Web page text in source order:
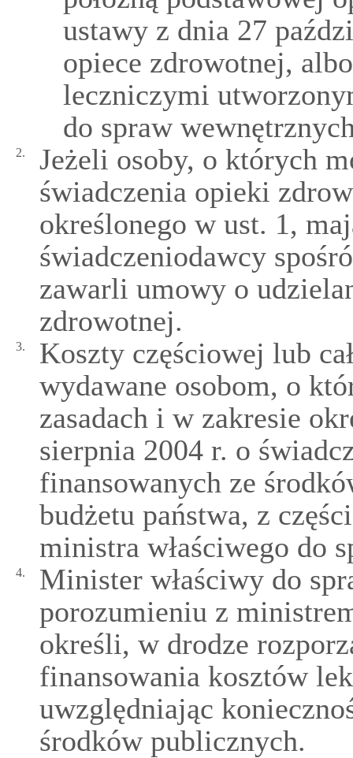
ustawy z dnia 27
opiece zdrowotnej,
leczniczymi
do spraw
2.
Jeżeli osoby, o których
świadczenia opieki
określonego w ust. 1,
świadczeniodawcy
zawarli umowy o
zdrowotnej.
3.
Koszty częściowej lub
wydawane osobom, o
zasadach i w zakresie
sierpnia 2004 r. o
finansowanych ze
budżetu państwa, z
ministra właściwego do
4.
Minister właściwy do
porozumieniu z
określi, w drodze
finansowania kosztów
uwzględniając
środków publicznych.